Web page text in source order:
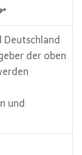
Deutschland
der oben
und